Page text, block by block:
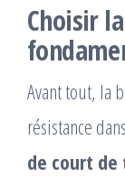
Choisir
Avant tout, la
résistance
de court de